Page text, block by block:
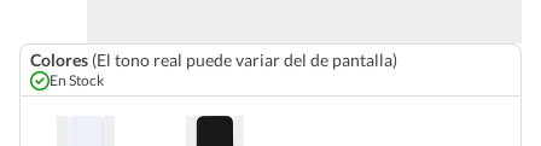
Colores (El tono real puede variar del de pantalla)
En Stock